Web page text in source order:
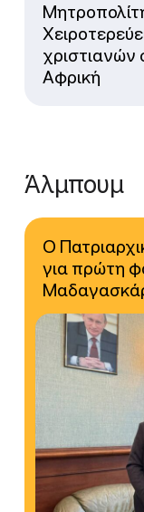
Αφρική
Άλμπουμ
Ο
για πρώτη